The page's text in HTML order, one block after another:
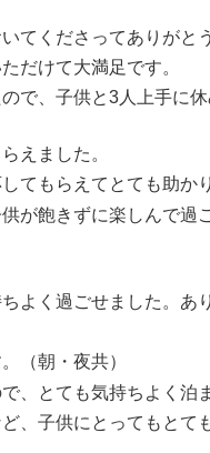
てくださってありがと
だけて大満足です。
で、子供と3人上手に
えました。
てもらえてとても助か
が飽きずに楽しんで過
よく過ごせました。あ
（朝・夜共）
、とても気持ちよく泊
、子供にとってもとて